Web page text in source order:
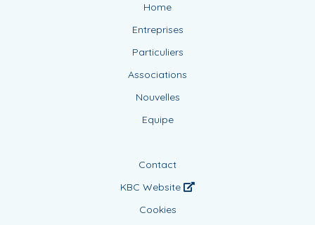
Home
Entreprises
Particuliers
Associations
Nouvelles
Equipe
Contact
KBC Website
Cookies